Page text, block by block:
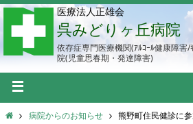
医療法人正雄会
呉みどりヶ丘病院
依存症専門医療機関(ｱﾙｺｰﾙ健康障害
院(児童思春期・発達障害)
病院からのお知らせ 熊野町住民健診に